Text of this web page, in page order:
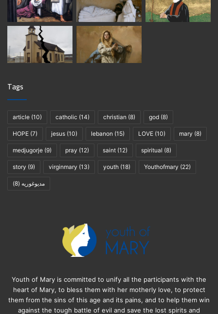
Tags
article (10) catholic (14) christian (8) god (8)
HOPE (7) jesus (10) lebanon (15) LOVE (10) mary (8)
medjugorje (9) pray (12) saint (12) spiritual (8)
story (9) virginmary (13) youth (18) Youthofmary (22)
مديوغوريه (8)
Youth of Mary is committed to unify all the participants with the
heart of Mary, to bless them with her motherly love, to protect
them from the sins of this age and its pains, and to help them win
against the tough battle of evil and save the lost spirits and